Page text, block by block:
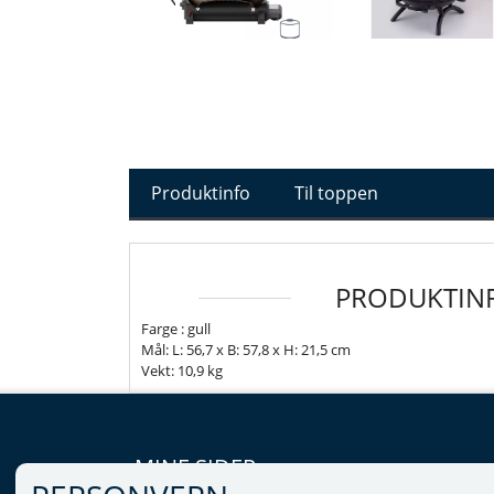
Produktinfo Til toppen
Farge : gull
Mål: L: 56,7 x B: 57,8 x H: 21,5 cm
Vekt: 10,9 kg
MINE SIDER